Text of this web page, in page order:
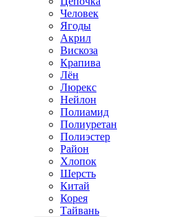
Человек
Ягоды
Акрил
Вискоза
Крапива
Лён
Люрекс
Нейлон
Полиамид
Полиуретан
Полиэстер
Район
Хлопок
Шерсть
Китай
Корея
Тайвань